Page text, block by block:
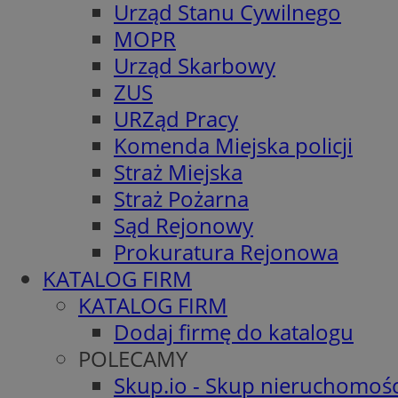
Urząd Stanu Cywilnego
MOPR
Urząd Skarbowy
ZUS
URZąd Pracy
Komenda Miejska policji
Straż Miejska
Straż Pożarna
Sąd Rejonowy
Prokuratura Rejonowa
KATALOG FIRM
KATALOG FIRM
Dodaj firmę do katalogu
POLECAMY
Skup.io - Skup